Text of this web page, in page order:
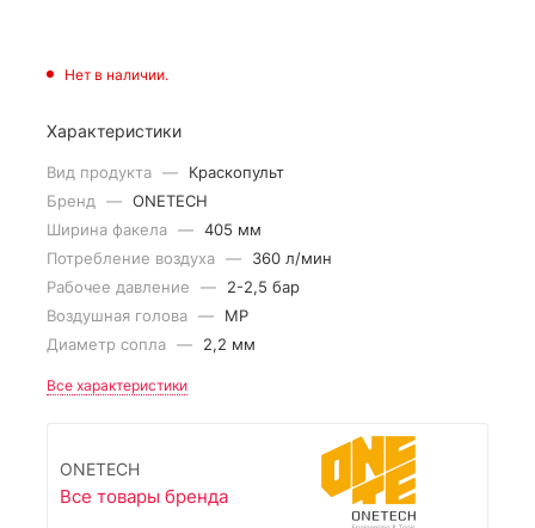
Нет в наличии.
Характеристики
Вид продукта —
Краскопульт
Бренд — ONETECH
Ширина факела — 405 мм
Потребление воздуха —
360 л/мин
Рабочее давление
—
2-2,5 бар
Воздушная голова —
MP
Диаметр сопла — 2,2 мм
Все характеристики
ONETECH
Все товары бренда